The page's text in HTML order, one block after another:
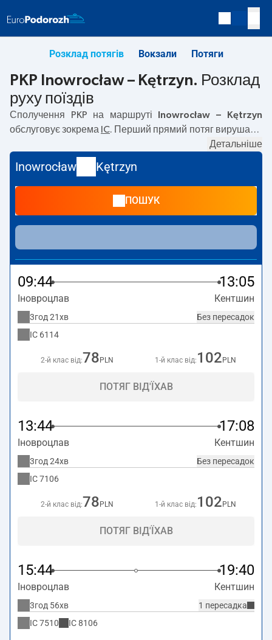
Розклад потягів Вокзали Потяги
PKP Inowrocław – Kętrzyn. Розклад
руху поїздів
Сполучення PKP на маршруті
Inowrocław – Kętrzyn
обслуговує зокрема IC
. Перший прямий потяг вирушає о
Kętrzyn вирушає о 17:44. Найшвидший маршрут
пропонує потяг без пересадок
потягом триває03:21 . На маршрутіInowrocław–Kętrzyn
курсують також інші потяги:— пропонують нижчу ціну
квитка і зазвичай довший час подорожі. Потяг завершує
маршрут на станції Kętrzyn.
Детальніше
Inowrocław Kętrzyn
ПОШУК
09:44 13:05
Іновроцлав Кентшин
Без пересадок
3год 21хв
IC 6114
2-й клас від:78 PLN 1-й клас від: 102 PLN
ПОТЯГ ВІД'ЇХАВ
13:44 17:08
Іновроцлав Кентшин
Без пересадок
3год 24хв
IC7106
2-й клас від:78 PLN 1-й клас від: 102 PLN
ПОТЯГ ВІД'ЇХАВ
15:44 19:40
Іновроцлав Кентшин
1 пересадка
3год 56хв
IC7510 IC8106